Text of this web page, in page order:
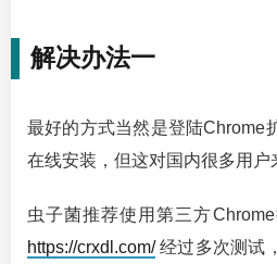
解决办法一
最好的方式当然是登陆Chrome
在线安装，但这对国内很多用户
虫子菌推荐使用第三方
https://crxdl.com/经过多次测试